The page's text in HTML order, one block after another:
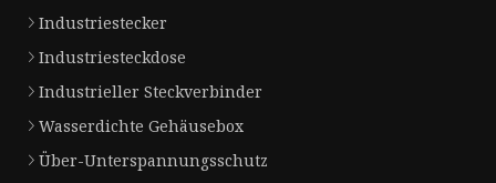
Industriestecker
Industriesteckdose
Industrieller Steckverbinder
Wasserdichte Gehäusebox
Über-Unterspannungsschutz